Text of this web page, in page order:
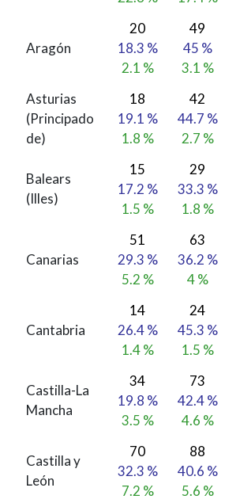
Aragón
20
18.3 %
2.1 %
49
45 %
3.1 %
Asturias
(Principado
de)
18
19.1 %
1.8 %
42
44.7 %
2.7 %
Balears
(Illes)
15
17.2 %
1.5 %
29
33.3 %
1.8 %
Canarias
51
29.3 %
5.2 %
63
36.2 %
4 %
Cantabria
14
26.4 %
1.4 %
24
45.3 %
1.5 %
Castilla-La
Mancha
34
19.8 %
3.5 %
73
42.4 %
4.6 %
Castilla y
León
70
32.3 %
7.2 %
88
40.6 %
5.6 %